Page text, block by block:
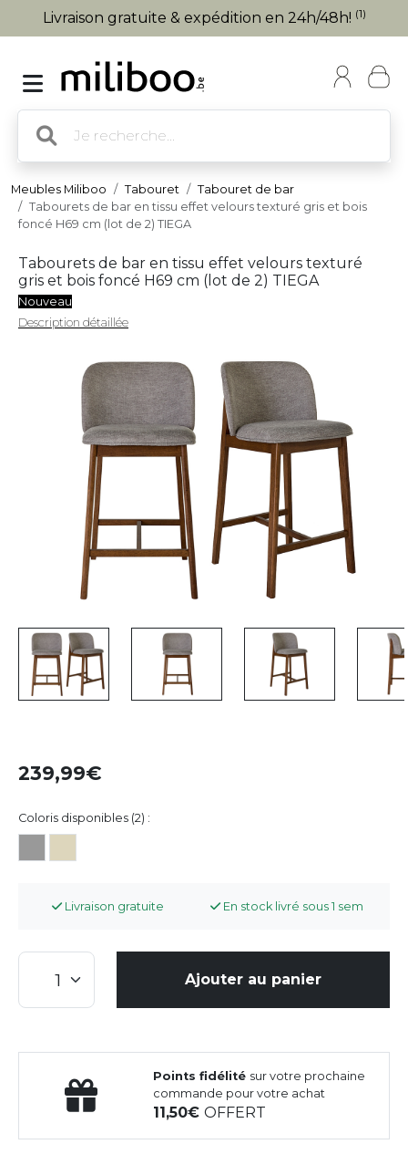
Livraison gratuite & expédition en 24h/48h! (1)
Meubles Miliboo Tabouret
Tabouret de bar
Tabourets de bar en tissu effet velours texturé gris et bois
foncé H69 cm (lot de 2) TIEGA
Tabourets de bar en tissu effet velours texturé
gris et bois foncé H69 cm (lot de 2) TIEGA
Nouveau
Description détaillée
239,99
Coloris disponibles (2) :
Livraison gratuite En stock livré sous 1 sem
Ajouter au panier
Points fidélité sur votre prochaine
commande pour votre achat
11,50OFFERT